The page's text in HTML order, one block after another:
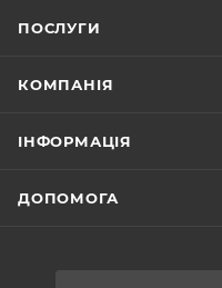
ПОСЛУГИ
КОМПАНІЯ
ІНФОРМАЦІЯ
ДОПОМОГА